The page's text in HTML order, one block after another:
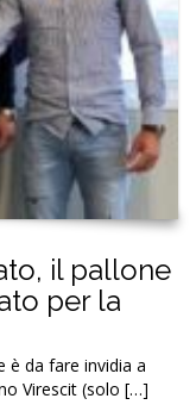
il pallone
per la
è da fare invidia a
Virescit (solo […]